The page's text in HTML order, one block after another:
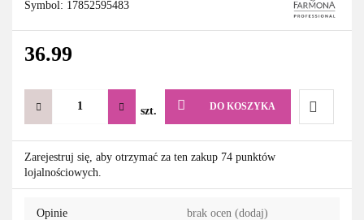
Symbol: 17852595483
36.99
szt. DO KOSZYKA
Do
Zarejestruj się, aby otrzymać za ten zakup 74 punktów
lojalnościowych.
Opinie brak ocen (dodaj)